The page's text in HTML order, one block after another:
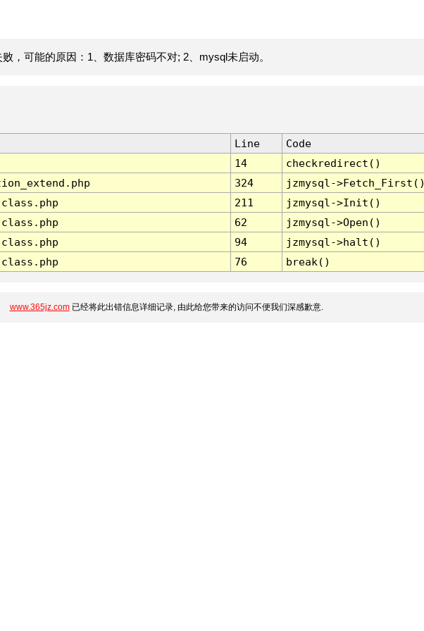
，可能的原因：1、数据库密码不对; 2、mysql未启动。
Line
Code
14
checkredirect()
324
jzmysql-
211
jzmysql->Init()
62
jzmysql->Open()
94
jzmysql->halt()
76 break()
www.365jz.com已经将此出错信息详细记录, 由此给您带来的访问不便我们深感歉意.